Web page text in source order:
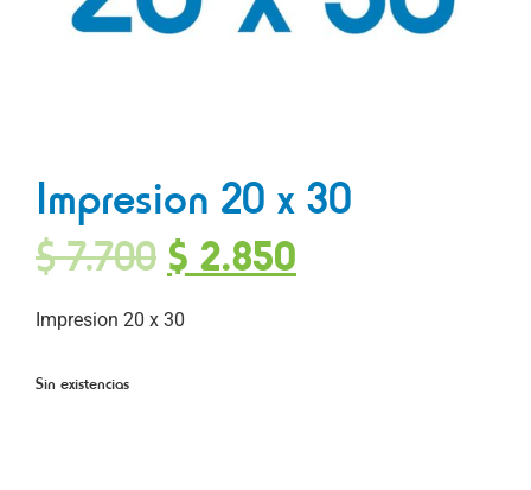
Impresion 20 x 30
$7.700 $ 2.850
Impresion 20 x 30
Sin existencias